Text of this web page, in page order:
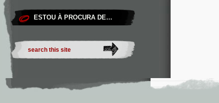
ESTOU À PROCURA DE…